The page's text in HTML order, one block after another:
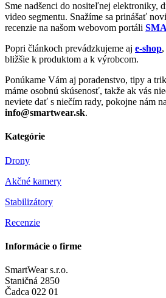
Sme nadšenci do nositeľnej elektroniky,
video segmentu. Snažíme sa prinášať
recenzie na našom webovom portáli
Popri článkoch prevádzkujeme aj e-shop
bližšie k produktom a k výrobcom.
Ponúkame Vám aj poradenstvo, tipy a
máme osobnú skúsenosť, takže ak vás
neviete dať s niečím rady, pokojne nám
info@smartwear.sk.
Kategórie
Drony
Akčné kamery
Stabilizátory
Recenzie
Informácie o firme
SmartWear s.r.o.
Staničná 2850
Čadca 022 01